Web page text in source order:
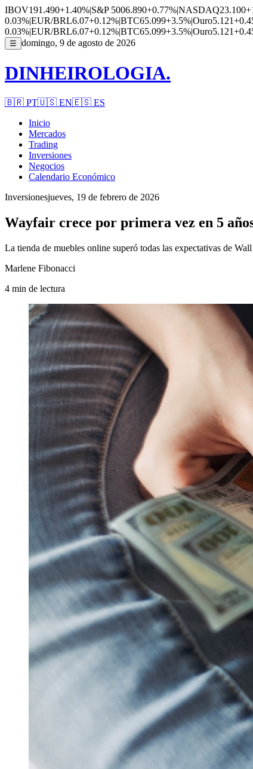
IBOV191.490+1.40%|S&P 5006.890+0.77%|NASDAQ23.100
0.03%|EUR/BRL6.07+0.12%|BTC65.099+3.5%|Ouro5.121
0.03%|EUR/BRL6.07+0.12%|BTC65.099+3.5%|Ouro5.121
☰ domingo, 9 de agosto de 2026
DINHEIROLOGIA.
🇧🇷 PT🇺🇸 EN🇪🇸 ES
Inicio
Mercados
Trading
Inversiones
Negocios
Calendario Económico
Inversionesjueves, 19 de febrero de 2026
Wayfair crece por primera vez en 5
La tienda de muebles online superó todas las expectativas de
Marlene Fibonacci
4 min de lectura